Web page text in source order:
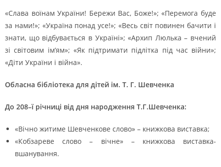
«Слава воїнам України! Бережи Вас, Боже!»; «Перемога буде
за нами!»; «Україна понад усе!»; «Весь світ повинен бачити і
знати, що відбувається в Україні»; «Архип Люлька – вчений
зі світовим ім’ям»; «Як підтримати підлітка під час війни»;
«Діти України і війна».
Обласна бібліотека для дітей ім. Т. Г. Шевченка
До 208–ї річниці від дня народження Т.Г.Шевченка:
«Вічно житиме Шевченкове слово» – книжкова виставка;
«Кобзареве слово – вічне» – книжкова виставка-
вшанування.